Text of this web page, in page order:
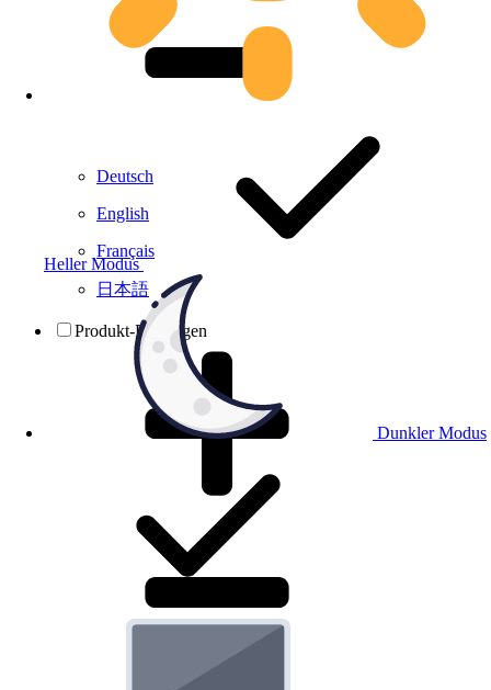
Heller Modus
Dunkler Modus
Deutsch
English
Français
日本語
Produkt-Prüfungen